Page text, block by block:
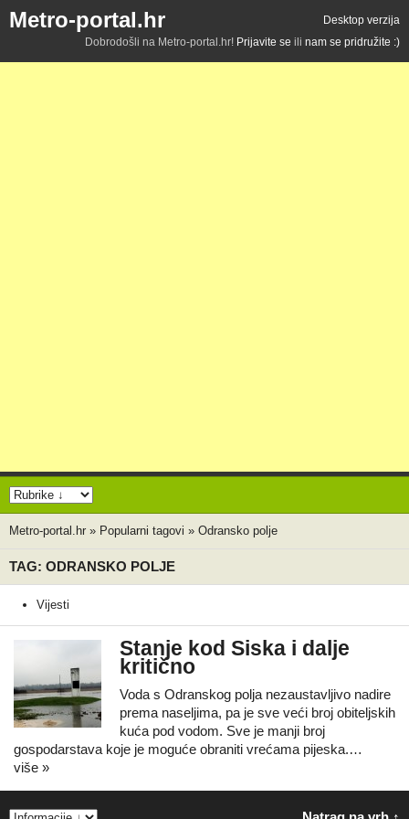
Metro-portal.hr
Desktop verzija
Dobrodošli na Metro-portal.hr! Prijavite se ili nam se pridružite :)
Metro-portal.hr » Popularni tagovi » Odransko polje
TAG: ODRANSKO POLJE
Vijesti
Stanje kod Siska i dalje
kritično
Voda s Odranskog polja nezaustavljivo nadire
prema naseljima, pa je sve veći broj obiteljskih
kuća pod vodom. Sve je manji broj
gospodarstava koje je moguće obraniti vrećama pijeska.…
više »